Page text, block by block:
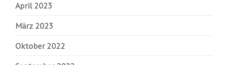
April 2023
März 2023
Oktober 2022